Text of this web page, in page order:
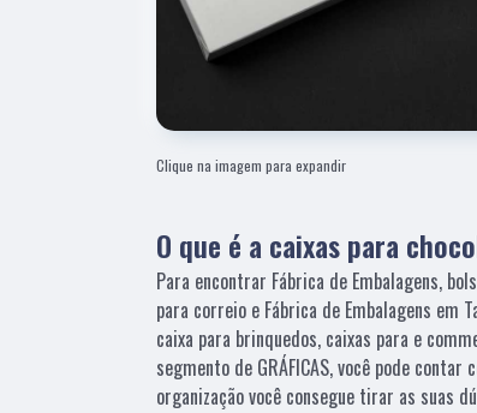
Clique na imagem para expandir
O que é a caixas para
Para encontrar Fábrica de Embalagens,
para correio e Fábrica de Embalagens em
caixa para brinquedos, caixas para e
segmento de GRÁFICAS, você pode
organização você consegue tirar as suas